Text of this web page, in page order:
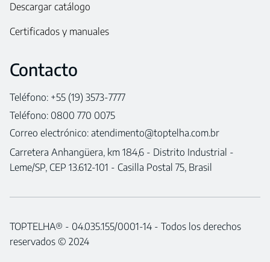
Descargar catálogo
Certificados y manuales
Contacto
Teléfono: +55 (19) 3573-7777
Teléfono: 0800 770 0075
Correo electrónico: atendimento@toptelha.com.br
Carretera Anhangüera, km 184,6 - Distrito Industrial -
Leme/SP, CEP 13.612-101 - Casilla Postal 75, Brasil
TOPTELHA® - 04.035.155/0001-14 - Todos los derechos
reservados © 2024